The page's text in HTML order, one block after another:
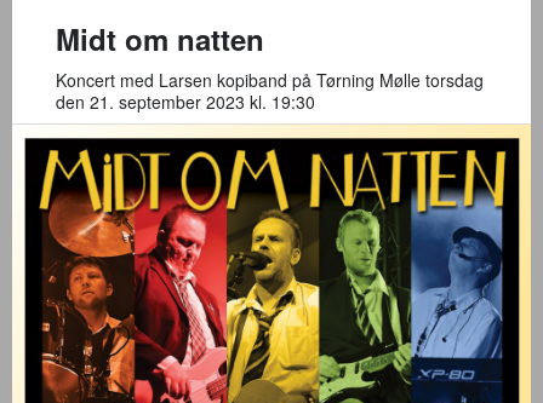
Midt om natten
Koncert med Larsen kopiband på Tørning Mølle torsdag
den 21. september 2023 kl. 19:30